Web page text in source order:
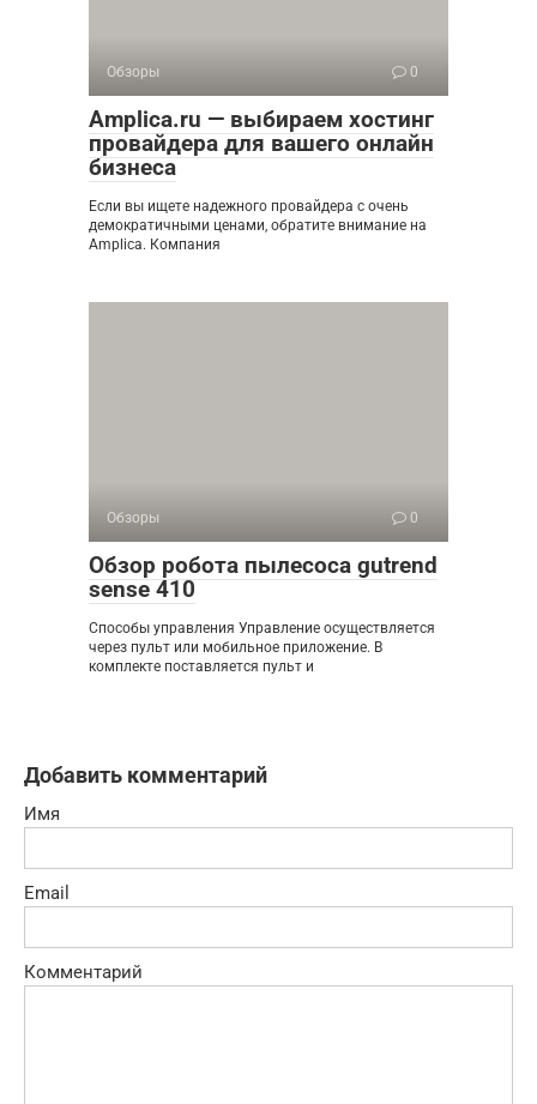
Обзоры 0
Amplica.ru — выбираем хостинг
провайдера для вашего онлайн
бизнеса
Если вы ищете надежного провайдера с очень
демократичными ценами, обратите внимание на
Amplica. Компания
Обзоры 0
Обзор робота пылесоса gutrend
sense 410
Способы управления Управление осуществляется
через пульт или мобильное приложение. В
комплекте поставляется пульт и
Добавить комментарий
Имя
Email
Комментарий